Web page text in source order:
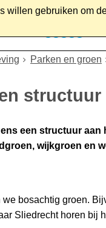
willen gebruiken om
Parken en groen
structuur
een structuur
wijkgroen en
bosachtig groen.
Sliedrecht horen bij